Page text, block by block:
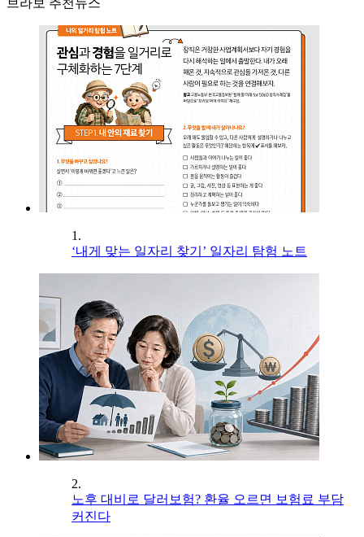
브라보 추천뉴스
1.
‘내게 맞는 일자리 찾기’ 일자리 탐험 노트
2.
노후 대비로 달러보험? 환율 오르면 보험료 부담
커진다